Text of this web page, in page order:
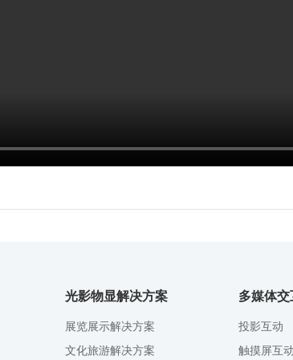
光影物显解决方案
展览展示解决方案
文化旅游解决方案
多媒体交
投影互动
触摸屏互